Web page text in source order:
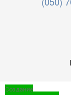
Создание